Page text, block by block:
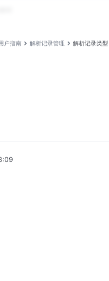
户指南 解析记录管理 解析记录类型